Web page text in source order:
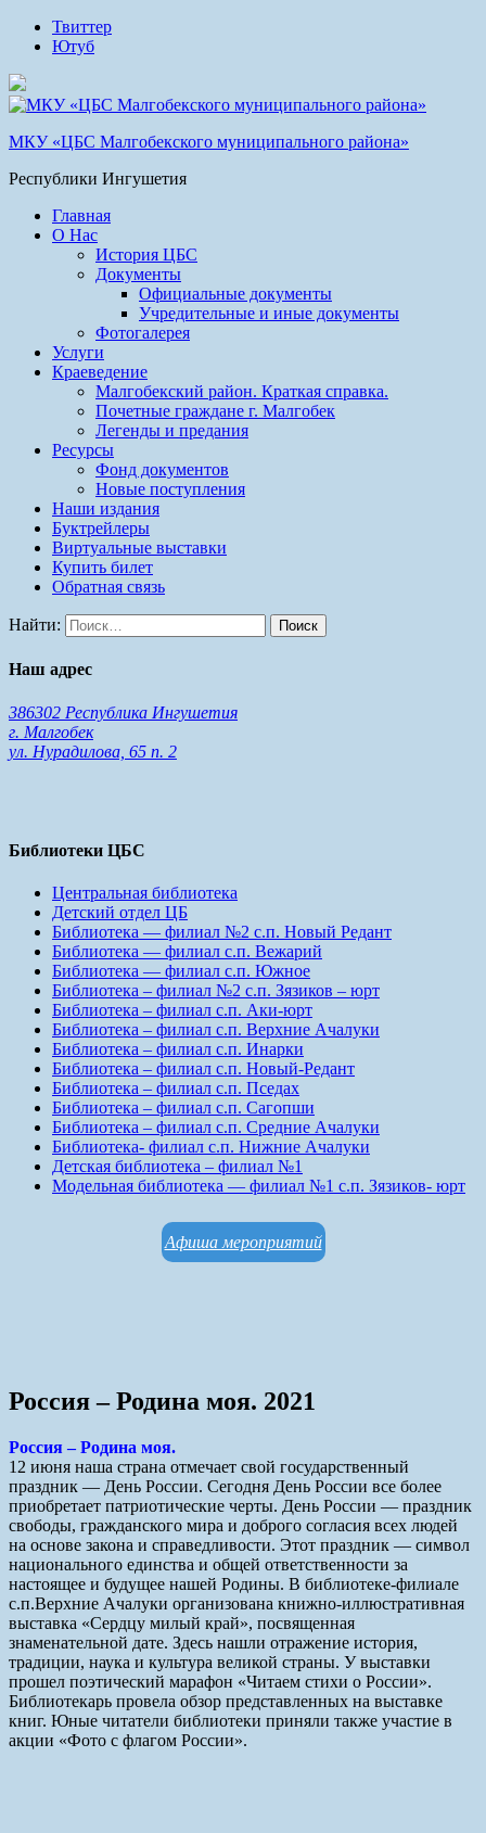
Твиттер
Ютуб
МКУ «ЦБС Малгобекского муниципального района»
Республики Ингушетия
Главная
О Нас
История ЦБС
Документы
Официальные документы
Учредительные и иные документы
Фотогалерея
Услуги
Краеведение
Малгобекский район. Краткая справка.
Почетные граждане г. Малгобек
Легенды и предания
Ресурсы
Фонд документов
Новые поступления
Наши издания
Буктрейлеры
Виртуальные выставки
Купить билет
Обратная связь
Найти:
Наш адрес
386302 Республика Ингушетия
г. Малгобек
ул. Нурадилова, 65 п. 2
Библиотеки ЦБС
Центральная библиотека
Детский отдел ЦБ
Библиотека — филиал №2 с.п. Новый Редант
Библиотека — филиал с.п. Вежарий
Библиотека — филиал с.п. Южное
Библиотека – филиал №2 с.п. Зязиков – юрт
Библиотека – филиал с.п. Аки-юрт
Библиотека – филиал с.п. Верхние Ачалуки
Библиотека – филиал с.п. Инарки
Библиотека – филиал с.п. Новый-Редант
Библиотека – филиал с.п. Пседах
Библиотека – филиал с.п. Сагопши
Библиотека – филиал с.п. Средние Ачалуки
Библиотека- филиал с.п. Нижние Ачалуки
Детская библиотека – филиал №1
Модельная библиотека — филиал №1 с.п. Зязиков- юрт
Афиша мероприятий
Россия – Родина моя. 2021
Россия – Родина моя.
12 июня наша страна отмечает свой государственный
праздник — День России. Сегодня День России все более
приобретает патриотические черты. День России — праздник
свободы, гражданского мира и доброго согласия всех людей
на основе закона и справедливости. Этот праздник — символ
национального единства и общей ответственности за
настоящее и будущее нашей Родины. В библиотеке-филиале
с.п.Верхние Ачалуки организована книжно-иллюстративная
выставка «Сердцу милый край», посвященная
знаменательной дате. Здесь нашли отражение история,
традиции, наука и культура великой страны. У выставки
прошел поэтический марафон «Читаем стихи о России».
Библиотекарь провела обзор представленных на выставке
книг. Юные читатели библиотеки приняли также участие в
акции «Фото с флагом России».